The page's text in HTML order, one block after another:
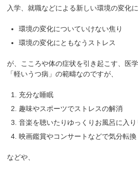
入学、就職などによる新しい環境の変化に
環境の変化についていけない焦り
環境の変化にともなうストレス
が、こころや体の症状を引き起こす、医
「軽いうつ病」の範疇なのですが、
充分な睡眠
趣味やスポーツでストレスの解消
音楽を聴いたりゆっくりお風呂に入り
映画鑑賞やコンサートなどで気分転換
などや、